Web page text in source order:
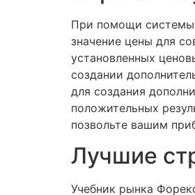
При помощи системы
значение цены для
установленных
создании
для создания
положительных
позвольте вашим
Лучшие
Учебник рынка